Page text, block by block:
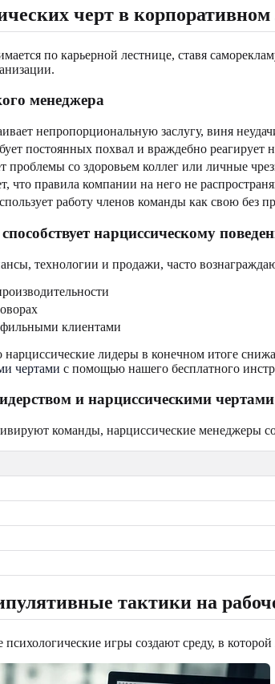
черт в корпоративном
по карьерной лестнице, ставя
менеджера
непропорциональную заслугу, виня
постоянных похвал и враждебно реагирует
проблемы со здоровьем коллег или личные
что правила компании на него не
работу членов команды как свою без
нарциссическому
технологии и продажи, часто
клиентами
лидеры в конечном итоге
чертами с помощью нашего бесплатного
и нарциссическими чертами
команды, нарциссические менеджеры
тактики на
психологические игры создают среду, в